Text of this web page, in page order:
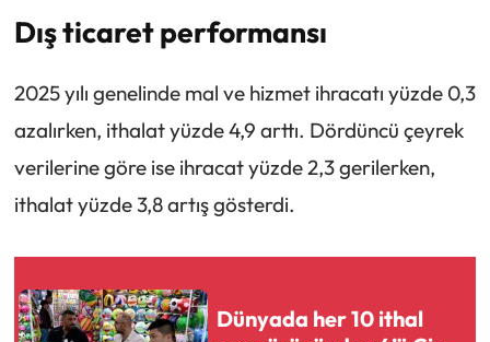
Dış ticaret performansı
2025 yılı genelinde mal ve hizmet ihracatı yüzde 0,3
azalırken, ithalat yüzde 4,9 arttı. Dördüncü çeyrek
verilerine göre ise ihracat yüzde 2,3 gerilerken,
ithalat yüzde 3,8 artış gösterdi.
Dünyada her 10 ithal